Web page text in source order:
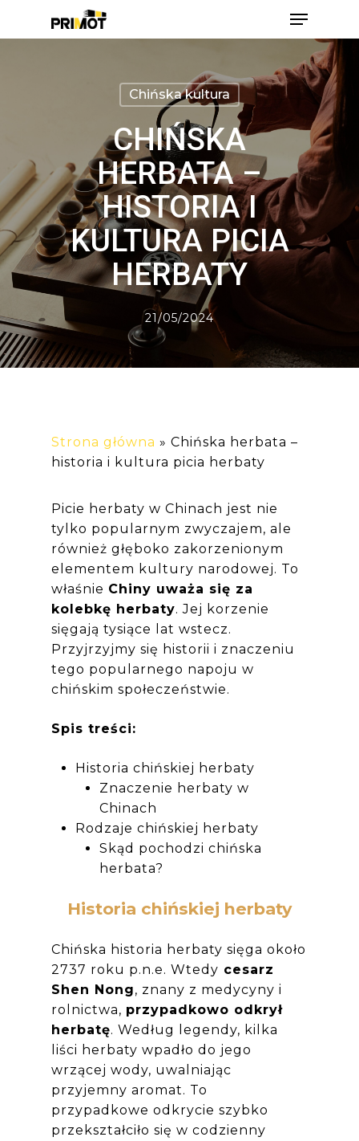
Menu
Chińska kultura
CHIŃSKA
HERBATA –
HISTORIA I
KULTURA PICIA
HERBATY
21/05/2024
Strona główna » Chińska herbata –
historia i kultura picia herbaty
Picie herbaty w Chinach jest nie
tylko popularnym zwyczajem, ale
również głęboko zakorzenionym
elementem kultury narodowej. To
właśnie Chiny uważa się za
kolebkę herbaty. Jej korzenie
sięgają tysiące lat wstecz.
Przyjrzyjmy się historii i znaczeniu
tego popularnego napoju w
chińskim społeczeństwie.
Spis treści:
Historia chińskiej herbaty
Znaczenie herbaty w
Chinach
Rodzaje chińskiej herbaty
Skąd pochodzi chińska
herbata?
Historia chińskiej herbaty
Chińska historia herbaty sięga około
2737 roku p.n.e. Wtedy cesarz
Shen Nong, znany z medycyny i
rolnictwa, przypadkowo odkrył
herbatę. Według legendy, kilka
liści herbaty wpadło do jego
wrzącej wody, uwalniając
przyjemny aromat. To
przypadkowe odkrycie szybko
przekształciło się w codzienny
Close
Menu